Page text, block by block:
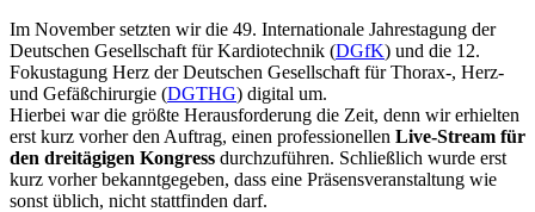
Im November setzten wir die 49. Internationale Jahrestagung der
Deutschen Gesellschaft für Kardiotechnik (DGfK) und die 12.
Fokustagung Herz der Deutschen Gesellschaft für Thorax-, Herz-
und Gefäßchirurgie (DGTHG) digital um.
Hierbei war die größte Herausforderung die Zeit, denn wir erhielten
erst kurz vorher den Auftrag, einen professionellen Live-Stream für
den dreitägigen Kongress durchzuführen. Schließlich wurde erst
kurz vorher bekanntgegeben, dass eine Präsensveranstaltung wie
sonst üblich, nicht stattfinden darf.